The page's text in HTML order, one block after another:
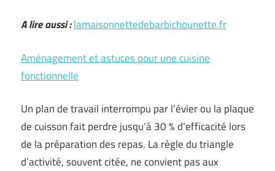
A lire aussi :lamaisonnettedebarbichounette.fr
Aménagement et astuces pour une cuisine
fonctionnelle
Un plan de travail interrompu par l’évier ou la plaque
de cuisson fait perdre jusqu’à 30 % d’efficacité lors
de la préparation des repas. La règle du triangle
d’activité, souvent citée, ne convient pas aux